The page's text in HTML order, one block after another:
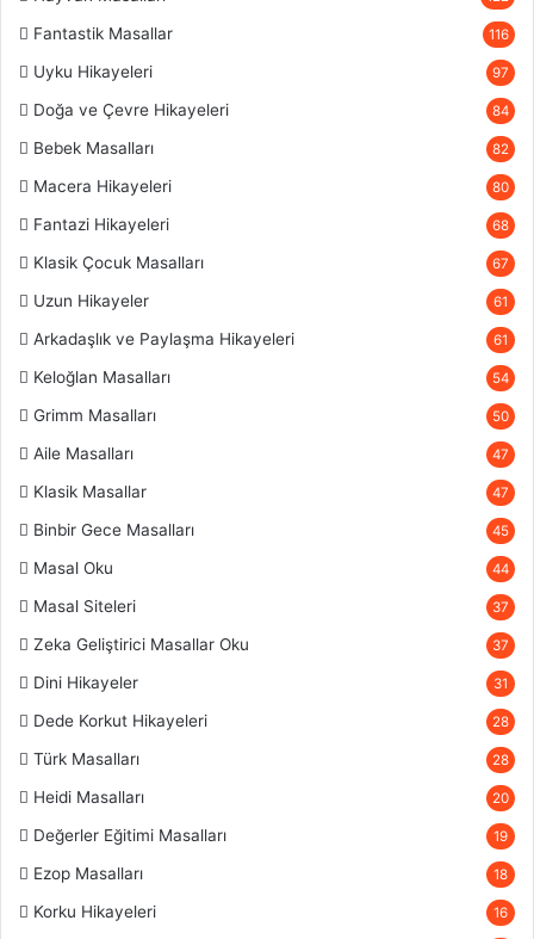
Fantastik Masallar 116
Uyku Hikayeleri 97
Doğa ve Çevre Hikayeleri 84
Bebek Masalları 82
Macera Hikayeleri 80
Fantazi Hikayeleri 68
Klasik Çocuk Masalları 67
Uzun Hikayeler 61
Arkadaşlık ve Paylaşma Hikayeleri 61
Keloğlan Masalları 54
Grimm Masalları 50
Aile Masalları 47
Klasik Masallar 47
Binbir Gece Masalları 45
Masal Oku 44
Masal Siteleri 37
Zeka Geliştirici Masallar Oku 37
Dini Hikayeler 31
Dede Korkut Hikayeleri 28
Türk Masalları 28
Heidi Masalları 20
Değerler Eğitimi Masalları 19
Ezop Masalları 18
Korku Hikayeleri 16